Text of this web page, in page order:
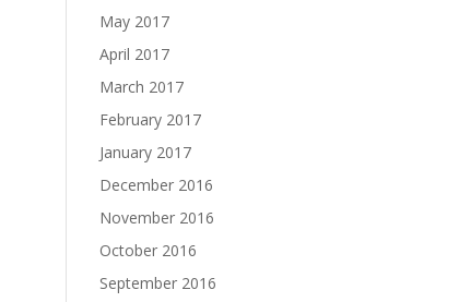
May 2017
April 2017
March 2017
February 2017
January 2017
December 2016
November 2016
October 2016
September 2016